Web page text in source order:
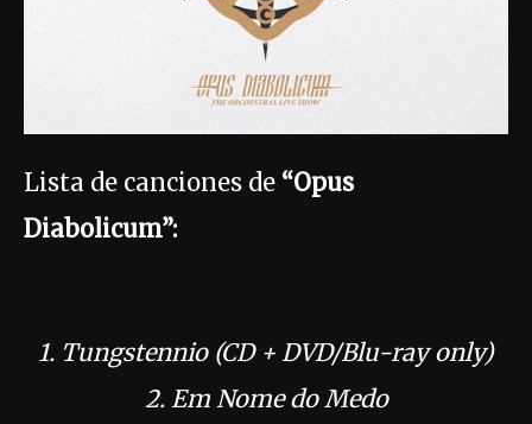
Lista de canciones de “Opus
Diabolicum”:
1. Tungstennio (CD + DVD/Blu-ray only)
2. Em Nome do Medo